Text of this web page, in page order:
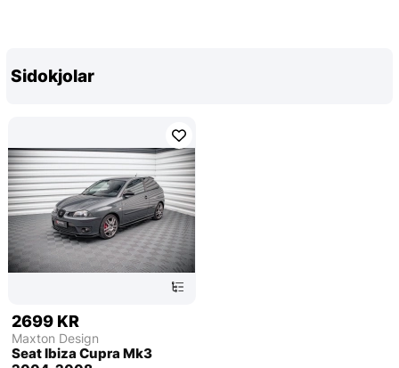
Sidokjolar
2699 KR
Maxton Design
Seat Ibiza Cupra Mk3